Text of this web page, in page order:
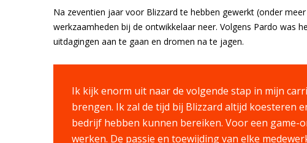
Na zeventien jaar voor Blizzard te hebben gewerkt (onder
werkzaamheden bij de ontwikkelaar neer. Volgens Pardo was
uitdagingen aan te gaan en dromen na te jagen.
Ik kijk enorm uit naar de volgende stap in mijn
brengen. Ik zal de tijd bij Blizzard altijd koesteren
bedrijf hebben kunnen bereiken. Voor een game-
werken. De passie en toewijding van elke